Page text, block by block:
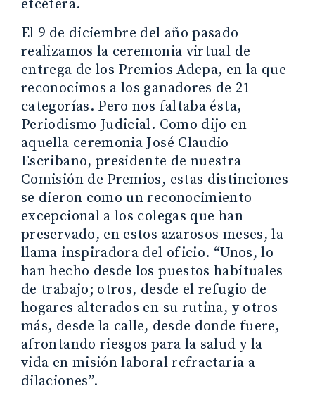
etcétera.
El 9 de diciembre del año pasado
realizamos la ceremonia virtual de
entrega de los Premios Adepa, en la que
reconocimos a los ganadores de 21
categorías. Pero nos faltaba ésta,
Periodismo Judicial. Como dijo en
aquella ceremonia José Claudio
Escribano, presidente de nuestra
Comisión de Premios, estas distinciones
se dieron como un reconocimiento
excepcional a los colegas que han
preservado, en estos azarosos meses, la
llama inspiradora del oficio. “Unos, lo
han hecho desde los puestos habituales
de trabajo; otros, desde el refugio de
hogares alterados en su rutina, y otros
más, desde la calle, desde donde fuere,
afrontando riesgos para la salud y la
vida en misión laboral refractaria a
dilaciones”.